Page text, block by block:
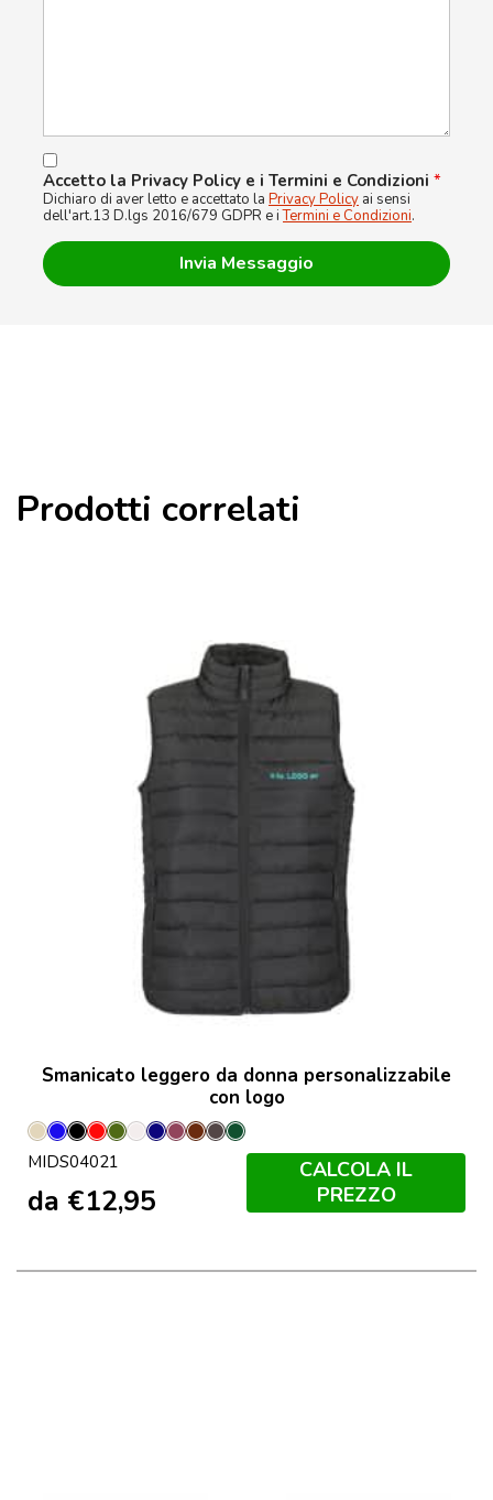
Accetto la Privacy Policy e i Termini e Condizioni *
Dichiaro di aver letto e accettato la Privacy Policy ai sensi
dell'art.13 D.lgs 2016/679 GDPR e iTermini e Condizioni.
Prodotti correlati
Smanicato leggero da donna personalizzabile
con logo
Corda
Denim
NeroRosso
Army
Bianco
BluBurgundy
Cioccolata
GrigioVerde
MIDS04021
da €12,95
CALCOLA IL
PREZZO